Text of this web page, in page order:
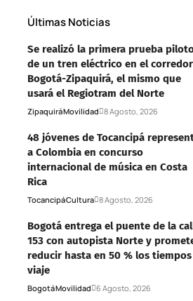
Últimas Noticias
Se realizó la primera prueba
de un tren eléctrico en el corredor
Bogotá-Zipaquirá, el mismo que
usará el Regiotram del Norte
ZipaquiráMovilidad 8 Agosto, 2026
48 jóvenes de Tocancipá
a Colombia en concurso
internacional de música en Costa
Rica
TocancipáCultura 8 Agosto, 2026
Bogotá entrega el puente de la
153 con autopista Norte y
reducir hasta en 50 % los
viaje
BogotáMovilidad 6 Agosto, 2026